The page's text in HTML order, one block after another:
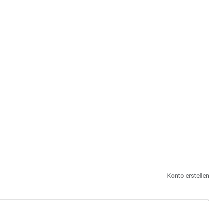
Konto erstellen